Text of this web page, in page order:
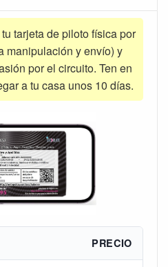
tarjeta de piloto física por
manipulación y envío) y
por el circuito. Ten en
a tu casa unos 10 días.
PRECIO